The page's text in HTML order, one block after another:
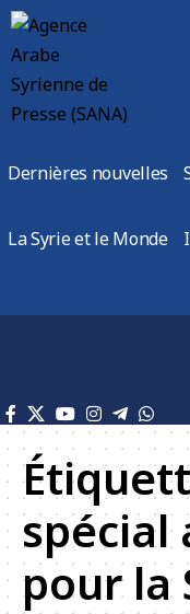
Dernières nouvelles
La Syrie et le Monde
spécial
pour la